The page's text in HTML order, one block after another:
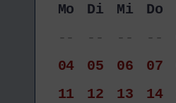
Mo Di Mi Do
--
-- -- --
04
05 06 07
11
12 13 14